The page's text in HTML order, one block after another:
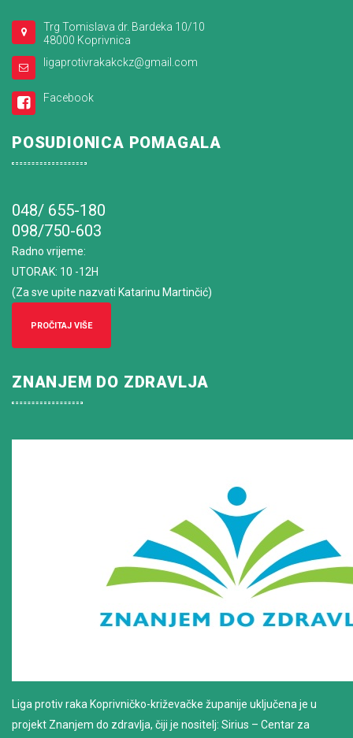
Trg Tomislava dr. Bardeka 10/10
48000 Koprivnica
ligaprotivrakakckz@gmail.com
Facebook
POSUDIONICA POMAGALA
048/ 655-180
098/750-603
Radno vrijeme:
UTORAK: 10 -12H
(Za sve upite nazvati Katarinu Martinčić)
PROČITAJ VIŠE
ZNANJEM DO ZDRAVLJA
Liga protiv raka Koprivničko-križevačke županije uključena je u
projekt Znanjem do zdravlja, čiji je nositelj: Sirius – Centar za